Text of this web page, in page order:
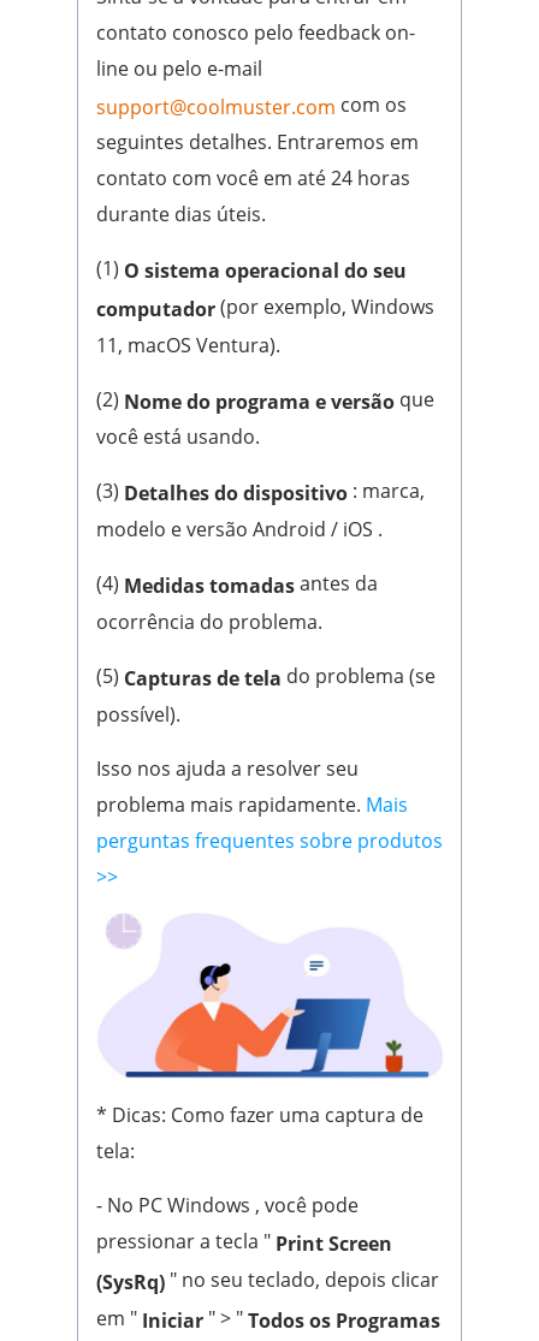
contato conosco pelo feedback on-
line ou pelo e-mail
support@coolmuster.com com os
seguintes detalhes. Entraremos em
contato com você em até 24 horas
durante dias úteis.
(1) O sistema operacional do seu
computador(por exemplo, Windows
11, macOS Ventura).
(2) Nome do programa e versão que
você está usando.
(3) Detalhes do dispositivo : marca,
modelo e versão Android / iOS .
(4) Medidas tomadasantes da
ocorrência do problema.
(5) Capturas de tela do problema (se
possível).
Isso nos ajuda a resolver seu
problema mais rapidamente. Mais
perguntas frequentes sobre produtos
>>
* Dicas: Como fazer uma captura de
tela:
- No PC Windows , você pode
pressionar a tecla " Print Screen
(SysRq) " no seu teclado, depois clicar
em " Iniciar " > "Todos os Programas